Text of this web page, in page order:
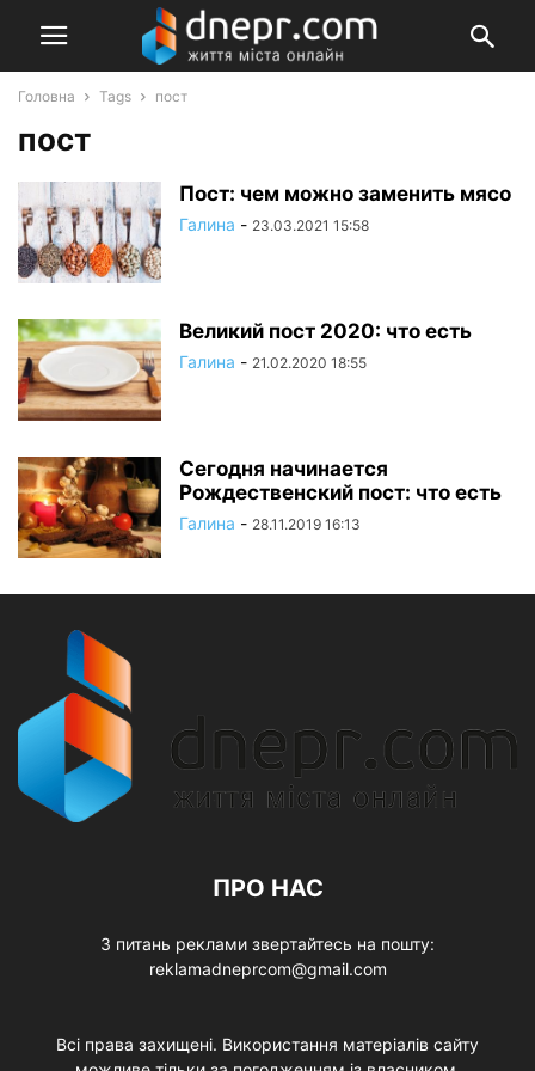
Головна Tags пост
пост
Пост: чем можно заменить мясо
Галина - 23.03.2021 15:58
Великий пост 2020: что есть
Галина - 21.02.2020 18:55
Сегодня начинается
Рождественский пост: что есть
Галина - 28.11.2019 16:13
ПРО НАС
З питань реклами звертайтесь на пошту:
reklamadneprcom@gmail.com
Всі права захищені. Використання матеріалів сайту